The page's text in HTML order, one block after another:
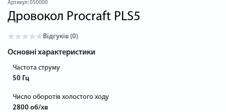
Артикул:050000
Дровокол Procraft PLS5
Відгуків (0)
Основні характеристики
Частота струму
50 Гц
Число оборотів холостого ходу
2800 об/хв